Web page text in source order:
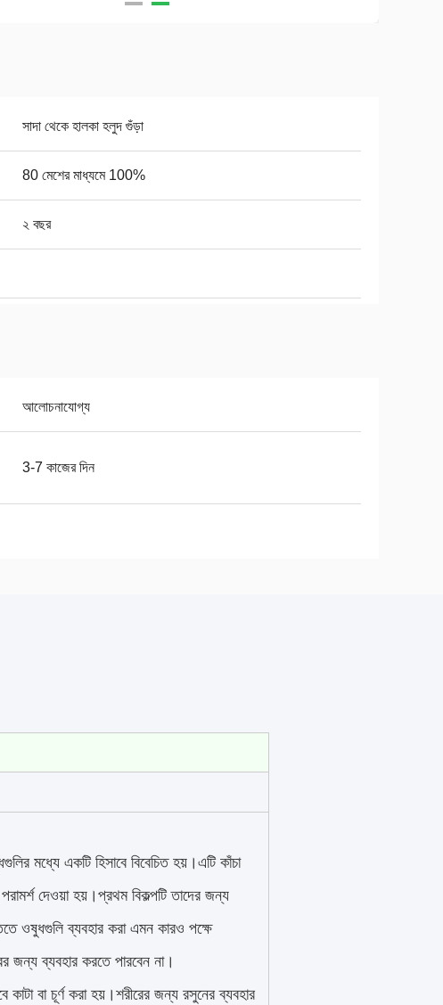
সাদা থেকে হালকা হলুদ গুঁড়া
80 মেশের মাধ্যমে 100%
২ বছর
আলোচনাযোগ্য
3-7 কাজের দিন
মধ্যে একটি হিসাবে বিবেচিত হয়।এটি কাঁচা
দেওয়া হয়।প্রথম বিকল্পটি তাদের জন্য
ওষুধগুলি ব্যবহার করা এমন কারও পক্ষে
জন্য ব্যবহার করতে পারবেন না।
কাটা বা চূর্ণ করা হয়।শরীরের জন্য রসুনের ব্যবহার